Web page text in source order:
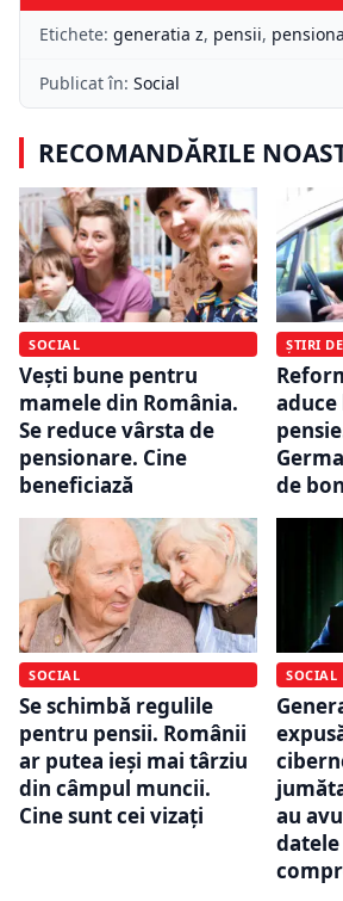
Etichete: generatia z, pensii,
Publicat în: Social
RECOMANDĂRILE
SOCIAL
Vești bune pentru
mamele din România.
Se reduce vârsta de
pensionare. Cine
beneficiază
ȘTIRI
aduce
de
SOCIAL
Se schimbă regulile
pentru pensii. Românii
ar putea ieși mai târziu
din câmpul muncii.
Cine sunt cei vizați
SOCIAL
au